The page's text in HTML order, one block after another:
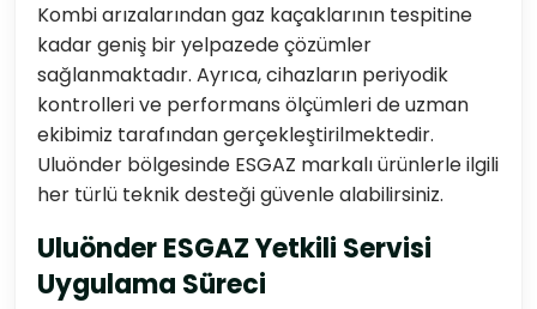
Kombi arızalarından gaz kaçaklarının tespitine
kadar geniş bir yelpazede çözümler
sağlanmaktadır. Ayrıca, cihazların periyodik
kontrolleri ve performans ölçümleri de uzman
ekibimiz tarafından gerçekleştirilmektedir.
Uluönder bölgesinde ESGAZ markalı ürünlerle ilgili
her türlü teknik desteği güvenle alabilirsiniz.
Uluönder ESGAZ Yetkili Servisi
Uygulama Süreci